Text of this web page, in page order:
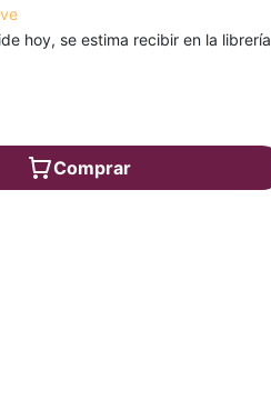
hoy, se estima recibir en la librería
Comprar